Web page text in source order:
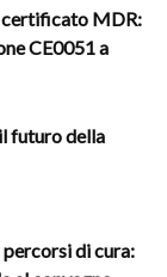
certificato MDR:
CE0051 a
futuro della
di cura: